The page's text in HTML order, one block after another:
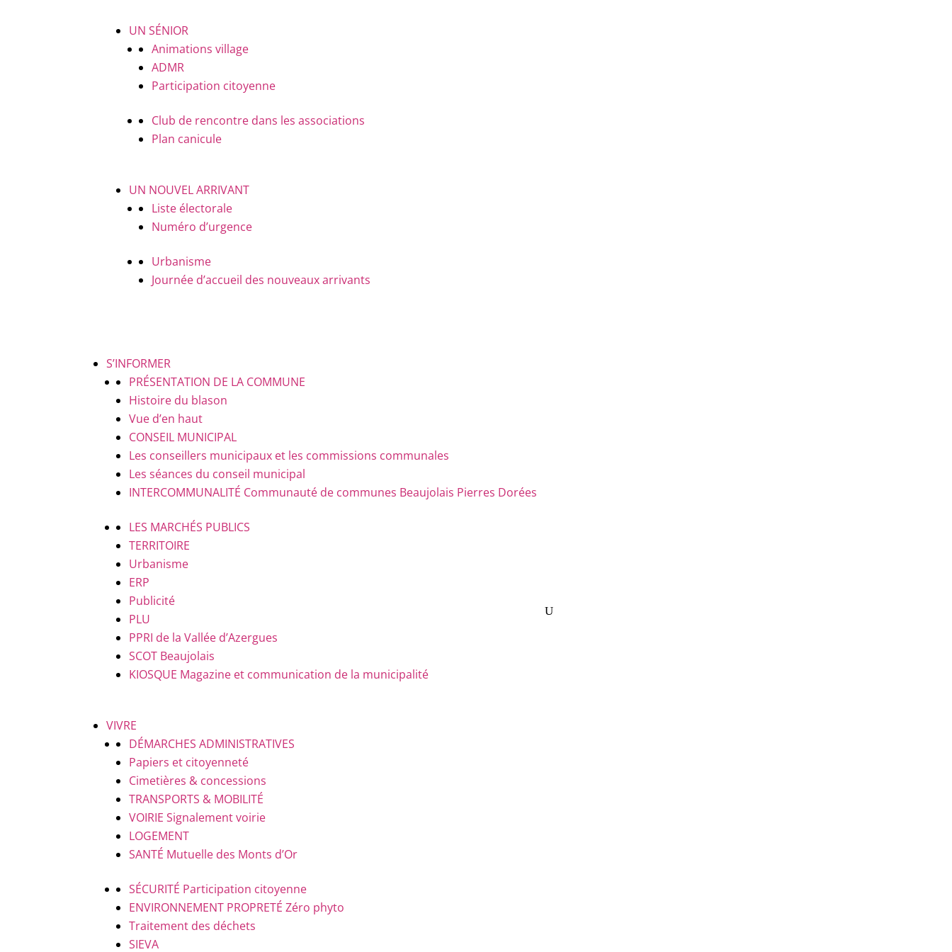
UN SÉNIOR
Animations village
ADMR
Participation citoyenne
Club de rencontre dans les associations
Plan canicule
UN NOUVEL ARRIVANT
Liste électorale
Numéro d’urgence
Urbanisme
Journée d’accueil des nouveaux arrivants
S’INFORMER
PRÉSENTATION DE LA COMMUNE
Histoire du blason
Vue d’en haut
CONSEIL MUNICIPAL
Les conseillers municipaux et les commissions communales
Les séances du conseil municipal
INTERCOMMUNALITÉ Communauté de communes Beaujolais Pierres Dorées
LES MARCHÉS PUBLICS
TERRITOIRE
Urbanisme
ERP
Publicité
PLU
PPRI de la Vallée d’Azergues
SCOT Beaujolais
KIOSQUE Magazine et communication de la municipalité
VIVRE
DÉMARCHES ADMINISTRATIVES
Papiers et citoyenneté
Cimetières & concessions
TRANSPORTS & MOBILITÉ
VOIRIE Signalement voirie
LOGEMENT
SANTÉ Mutuelle des Monts d’Or
SÉCURITÉ Participation citoyenne
ENVIRONNEMENT PROPRETÉ Zéro phyto
Traitement des déchets
SIEVA